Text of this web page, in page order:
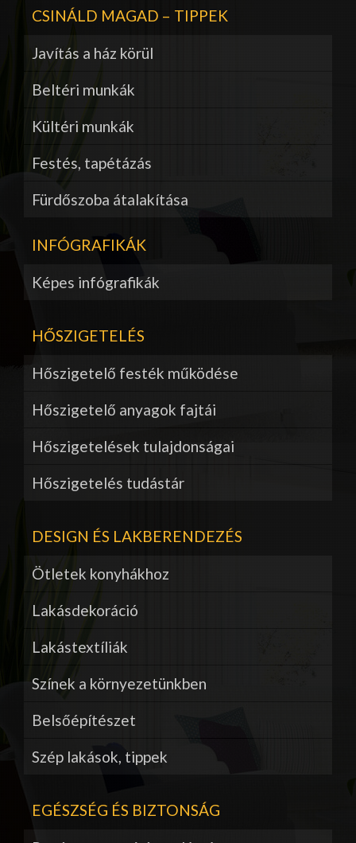
CSINÁLD MAGAD – TIPPEK
Javítás a ház körül
Beltéri munkák
Kültéri munkák
Festés, tapétázás
Fürdőszoba átalakítása
INFÓGRAFIKÁK
Képes infógrafikák
HŐSZIGETELÉS
Hőszigetelő festék működése
Hőszigetelő anyagok fajtái
Hőszigetelések tulajdonságai
Hőszigetelés tudástár
DESIGN ÉS LAKBERENDEZÉS
Ötletek konyhákhoz
Lakásdekoráció
Lakástextíliák
Színek a környezetünkben
Belsőépítészet
Szép lakások, tippek
EGÉSZSÉG ÉS BIZTONSÁG